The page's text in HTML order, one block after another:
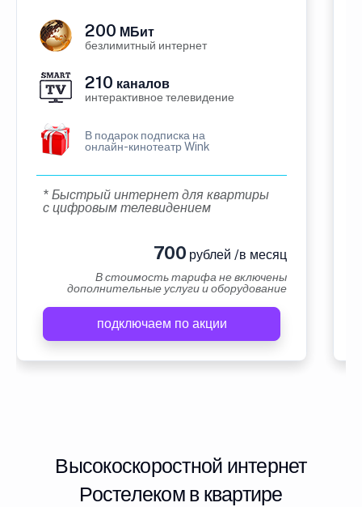
200 МБит
безлимитный интернет
210 каналов
интерактивное телевидение
В подарок подписка на
онлайн-кинотеатр Wink
* Быстрый интернет для квартиры
с цифровым телевидением
700 рублей /в месяц
В стоимость тарифа не включены
дополнительные услуги и оборудование
подключаем по акции
Высокоскоростной интернет
Ростелеком в квартире